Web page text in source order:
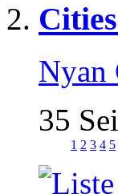
Nyan
35
1 2 3 4 5